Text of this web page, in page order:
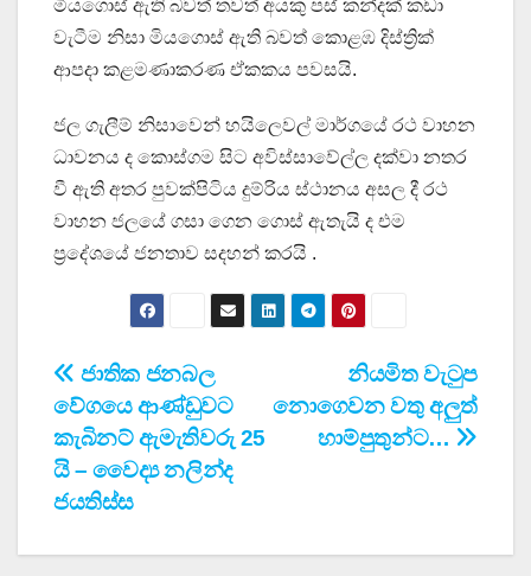
මියගොස් ඇති බවත් තවත් අයකු පස් කන්දක් කඩා
වැටීම නිසා මියගොස් ඇති බවත් කොළඹ දිස්ත්‍රික්
ආපදා කළමණාකරණ ඒකකය පවසයි.
ජල ගැලීම් නිසාවෙන් හයිලෙවල් මාර්ගයේ රථ වාහන
ධාවනය ද කොස්ගම සිට අවිස්සාවේල්ල දක්වා නතර
වී ඇති අතර පුවක්පිටිය දුම්රිය ස්ථානය අසල දී රථ
වාහන ජලයේ ගසා ගෙන ගොස් ඇතැයි ද එම
ප්‍රදේශයේ ජනතාව සදහන් කරයි .
Post
navigation
නියමිත වැටුප
නොගෙවන වතු අලුත්
හාම්පුතුන්ට…
ජාතික ජනබල
වේගයෙ ආණ්ඩුවට
කැබිනට් ඇමැතිවරු 25
යි – වෛද්‍ය නලින්ද
ජයතිස්ස